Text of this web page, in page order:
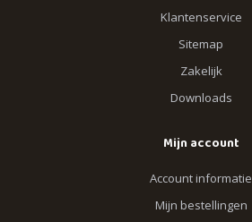
Klantenservice
Sitemap
Zakelijk
Downloads
Mijn account
Account informatie
Mijn bestellingen